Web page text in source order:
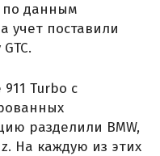
по данным
учет поставили
Turbo с
разделили BMW,
На каждую из этих